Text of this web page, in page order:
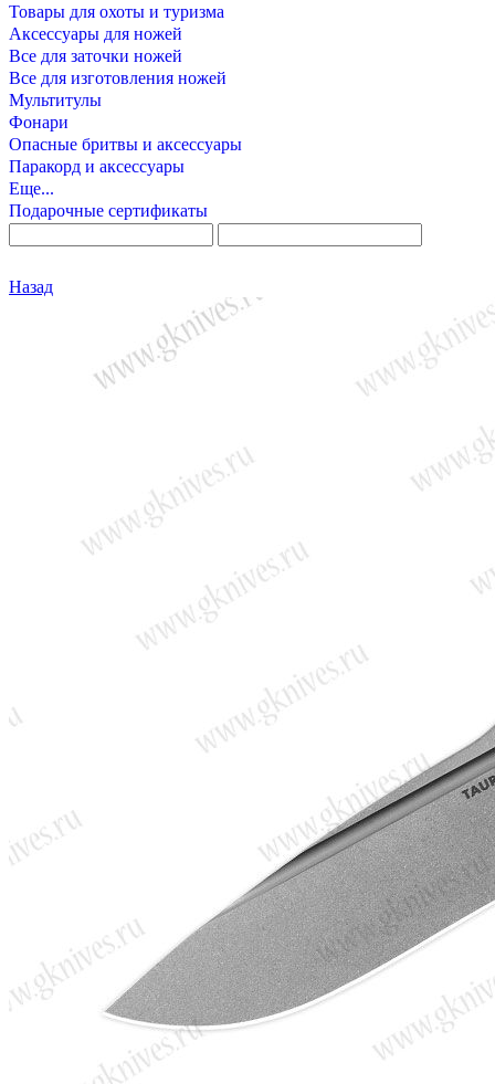
Товары для охоты и туризма
Аксессуары для ножей
Все для заточки ножей
Все для изготовления ножей
Мультитулы
Фонари
Опасные бритвы и аксессуары
Паракорд и аксессуары
Еще...
Подарочные сертификаты
Назад